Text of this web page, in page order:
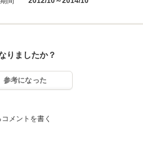
りましたか？
参考になった
メントを書く